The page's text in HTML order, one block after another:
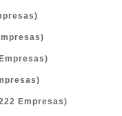
Empresas)